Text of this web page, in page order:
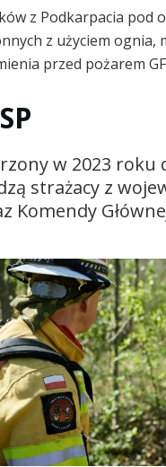
z Podkarpacia pod
z użyciem ognia,
przed pożarem
w 2023 roku
strażacy z